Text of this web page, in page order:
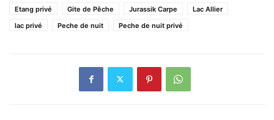
Etang privé
Gite de Pêche Jurassik Carpe
Lac Allier
lac privé
Peche de nuit Peche de nuit privé